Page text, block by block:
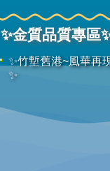
✨金質品質專區
✨竹塹舊港~風華再
✨